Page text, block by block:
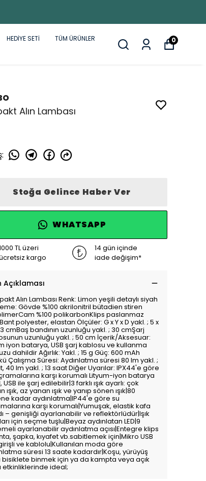
HEDİYE SETİ
TÜM ÜRÜNLER
0
Alın Lambası
:
Stoğa Gelince Haber Ver
WHATSAPP
TL üzeri
kargo
14 gün içinde
iade değişim*
Açıklaması
Alın Lambası Renk: Limon yeşili detaylı siyah
Gövde %100 akrilonitril bütadien stiren
%100 polikarbonKlips paslanmaz
polyester, elastan Ölçüler: G x Y x D yakl. ; 5 x
cmBaş bandının uzunluğu yakl. ; 30 cmŞarj
uzunluğu yakl. ; 50 cm İçerik/Aksesuar:
iyon batarya, USB şarj kablosu ve kullanma
dahildir Ağırlık: Yakl. ; 15 g Güç: 600 mAh
Çalışma Süresi: Aydınlatma süresi 80 lm yakl. ;
40 lm yakl. ; 13 saat Diğer Uyarılar: IPX44'e göre
karşı korumalı Lityum-iyon batarya
USB ile şarj edilebilir|3 farklı ışık ayarlı: çok
ışık, az yanan ışık ve yanıp sönen ışık|80
kadar aydınlatma|IP44'e göre su
karşı korumalı|Yumuşak, elastik kafa
– genişliği ayarlanabilir ve reflektörlüdür|Işık
için seçme tuşlu|Beyaz aydınlatan LED|9
ayarlanabilir aydınlatma açısı|Entegre klips
şapka, kıyafet vb.sabitlemek için|Mikro USB
ve kablolu|Kullanılan moda göre
süresi 13 saate kadardır|Koşu, yürüyüş
binmek için ya da kampta veya açık
etkinliklerinde ideal;